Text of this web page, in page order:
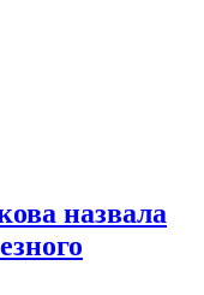
назвала